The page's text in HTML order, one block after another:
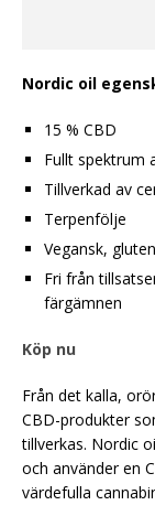
Nordic oil
15 % CBD
Fullt spektrum
Tillverkad av
Terpenfölje
Vegansk,
Fri från
färgämnen
Köp nu
Från det kalla,
CBD-produkter
tillverkas. Nordic
och använder en
värdefulla